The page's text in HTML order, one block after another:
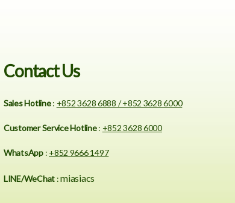
Contact Us
Sales Hotline: +852 3628 6888 / +852 3628 6000
Customer Service Hotline: +852 3628 6000
WhatsApp: +852 9666 1497
LINE/WeChat :miasiacs